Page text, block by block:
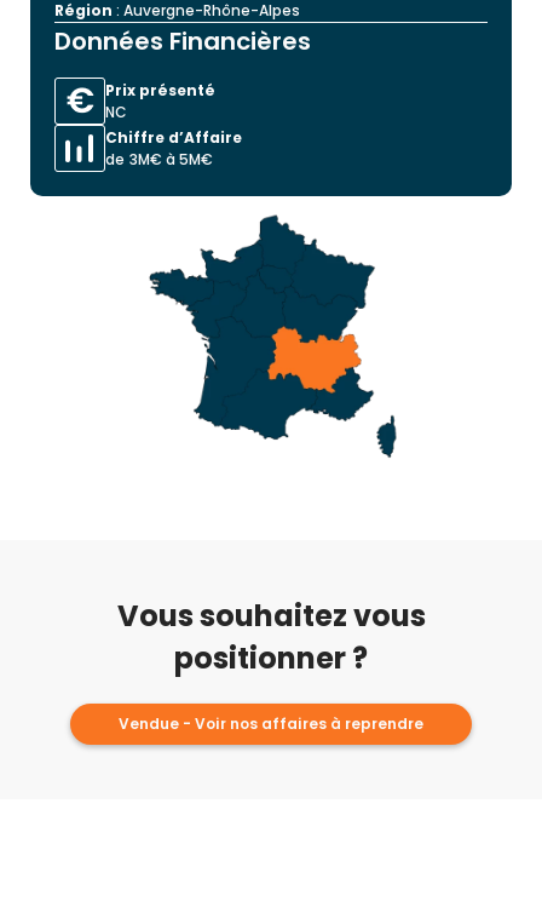
Région : Auvergne-Rhône-Alpes
Données Financières
Prix présenté
NC
Chiffre d’Affaire
de 3M€ à 5M€
Vous souhaitez vous
positionner ?
Vendue - Voir nos affaires à reprendre